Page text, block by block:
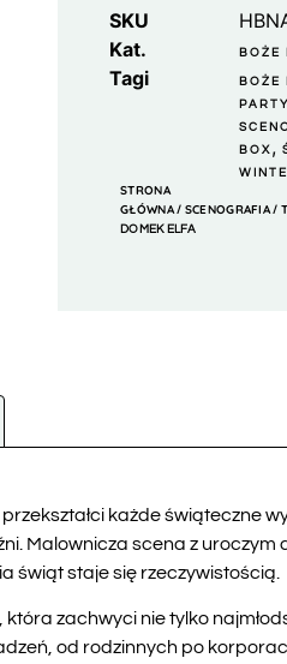
SKU
Kat.
BOŻE
Tagi BOŻE
PARTY
BOX ,
STRONA
GŁÓWNA/ SCENOGRAFIA/
DOMEK ELFA
każde świąteczne
Malownicza scena z uroczym
świąt staje się rzeczywistością.
zachwyci nie tylko
od rodzinnych po